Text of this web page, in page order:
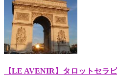
【LE AVENIR】タロットセ